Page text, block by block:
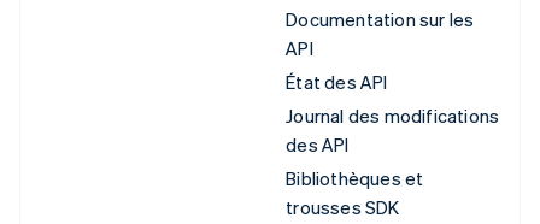
Documentation sur les
API
État des API
Journal des modifications
des API
Bibliothèques et
trousses SDK